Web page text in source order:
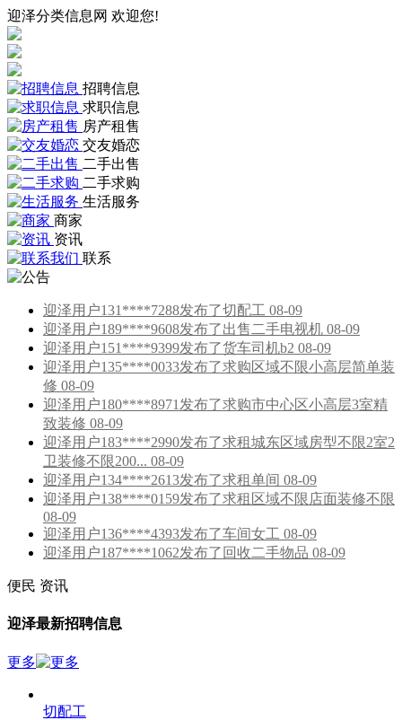
迎泽分类信息网 欢迎您!
招聘信息
求职信息
房产租售
交友婚恋
二手出售
二手求购
生活服务
商家
资讯
联系
迎泽用户131****7288发布了切配工 08-09
迎泽用户189****9608发布了出售二手电视机 08-09
迎泽用户151****9399发布了货车司机b2 08-09
迎泽用户135****0033发布了求购区域不限小高层简单装
修 08-09
迎泽用户180****8971发布了求购市中心区小高层3室精
致装修 08-09
迎泽用户183****2990发布了求租城东区域房型不限2室2
卫装修不限200... 08-09
迎泽用户134****2613发布了求租单间 08-09
迎泽用户138****0159发布了求租区域不限店面装修不限
08-09
迎泽用户136****4393发布了车间女工 08-09
迎泽用户187****1062发布了回收二手物品 08-09
便民 资讯
迎泽最新招聘信息
更多
切配工